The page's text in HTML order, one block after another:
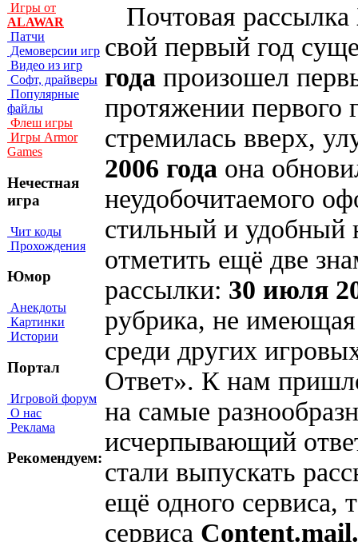
Игры от
ALAWAR
Патчи
Демоверсии игр
Видео из игр
Софт, драйверы
Популярные
файлы
Флеш игры
Игры Armor
Games
Нечестная
игра
Чит коды
Прохождения
Юмор
Анекдоты
Картинки
Истории
Портал
Игровой форум
О нас
Реклама
Рекомендуем:
Почтовая рассылка
свой первый год
года произошел
протяжении первого
стремилась вверх,
2006 года она
неудобочитаемого
стильный и удобный
отметить ещё две
рассылки: 30 июля
рубрика, не имеющая
среди других
Ответ». К нам
на самые
исчерпывающий
стали выпускать
ещё одного сервиса,
сервиса